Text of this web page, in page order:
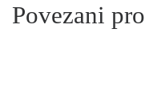
Povezani